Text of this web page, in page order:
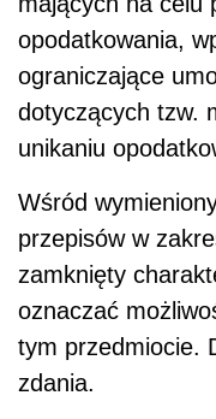
opodatkowania,
ograniczające
dotyczących tzw.
unikaniu
Wśród
przepisów w
zamknięty
oznaczać
tym przedmiocie.
zdania.